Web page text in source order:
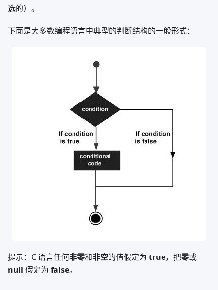
选的）。
下面是大多数编程语言中典型的判断结构的一般形式：
提示：C 语言任何非零和非空的值假定为 true，把零或
null 假定为 false。